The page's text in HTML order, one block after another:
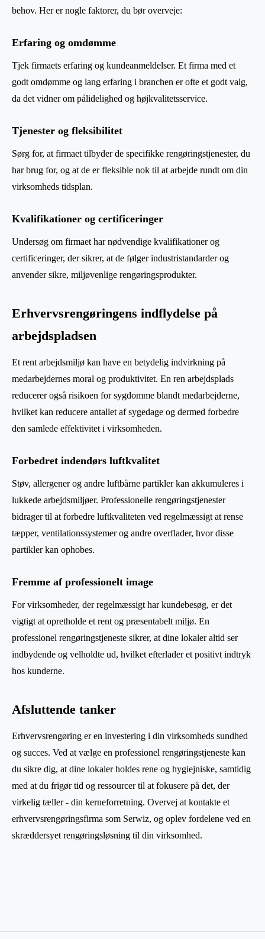
behov. Her er nogle faktorer, du bør overveje:
Erfaring og omdømme
Tjek firmaets erfaring og kundeanmeldelser. Et firma med et
godt omdømme og lang erfaring i branchen er ofte et godt valg,
da det vidner om pålidelighed og højkvalitetsservice.
Tjenester og fleksibilitet
Sørg for, at firmaet tilbyder de specifikke rengøringstjenester, du
har brug for, og at de er fleksible nok til at arbejde rundt om din
virksomheds tidsplan.
Kvalifikationer og certificeringer
Undersøg om firmaet har nødvendige kvalifikationer og
certificeringer, der sikrer, at de følger industristandarder og
anvender sikre, miljøvenlige rengøringsprodukter.
Erhvervsrengøringens indflydelse på
arbejdspladsen
Et rent arbejdsmiljø kan have en betydelig indvirkning på
medarbejdernes moral og produktivitet. En ren arbejdsplads
reducerer også risikoen for sygdomme blandt medarbejderne,
hvilket kan reducere antallet af sygedage og dermed forbedre
den samlede effektivitet i virksomheden.
Forbedret indendørs luftkvalitet
Støv, allergener og andre luftbårne partikler kan akkumuleres i
lukkede arbejdsmiljøer. Professionelle rengøringstjenester
bidrager til at forbedre luftkvaliteten ved regelmæssigt at rense
tæpper, ventilationssystemer og andre overflader, hvor disse
partikler kan ophobes.
Fremme af professionelt image
For virksomheder, der regelmæssigt har kundebesøg, er det
vigtigt at opretholde et rent og præsentabelt miljø. En
professionel rengøringstjeneste sikrer, at dine lokaler altid ser
indbydende og velholdte ud, hvilket efterlader et positivt indtryk
hos kunderne.
Afsluttende tanker
Erhvervsrengøring er en investering i din virksomheds sundhed
og succes. Ved at vælge en professionel rengøringstjeneste kan
du sikre dig, at dine lokaler holdes rene og hygiejniske, samtidig
med at du frigør tid og ressourcer til at fokusere på det, der
virkelig tæller - din kerneforretning. Overvej at kontakte et
erhvervsrengøringsfirma som Serwiz, og oplev fordelene ved en
skræddersyet rengøringsløsning til din virksomhed.